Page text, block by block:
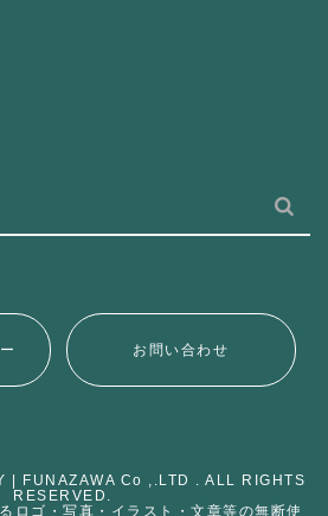
お問い合わせ
FUNAZAWA Co ,.LTD . ALL RIGHTS
RESERVED.
ロゴ・写真・イラスト・文章等の無断使